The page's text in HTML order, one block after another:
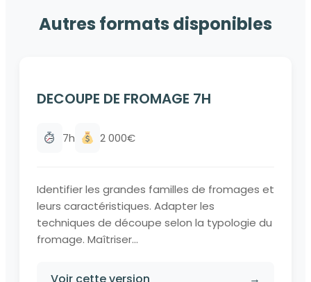
Autres formats disponibles
DECOUPE DE FROMAGE 7H
7h 2 000€
Identifier les grandes familles de fromages et
leurs caractéristiques. Adapter les
techniques de découpe selon la typologie du
fromage. Maîtriser...
Voir cette version →